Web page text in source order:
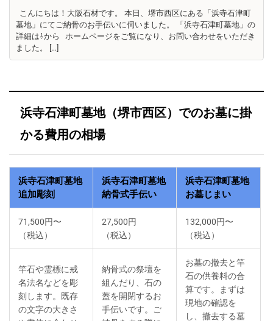
こんにちは！大阪石材です。 本日、堺市西区にある「浜寺石津町
墓地」にてご納骨のお手伝いに伺いました。 「浜寺石津町墓地」の
詳細は⇩から ホームページをご覧になり、お問い合わせをいただき
ました。 […]
浜寺石津町墓地（堺市西区）でのお墓に掛
かる費用の相場
浜寺石津町墓地
追加彫刻
浜寺石津町墓地
納骨式手伝い
浜寺石津町墓地
お墓じまい
71,500円〜
（税込）
27,500円
（税込）
132,000円〜
（税込）
竿石や霊標に戒
名法名などを彫
刻します。既存
の文字の大きさ
納骨式の祭壇を
組んだり、石の
蓋を開閉するお
手伝いです。ご
お墓の撤去と竿
石の供養料の合
算です。まずは
現地の確認を
し、撤去する墓